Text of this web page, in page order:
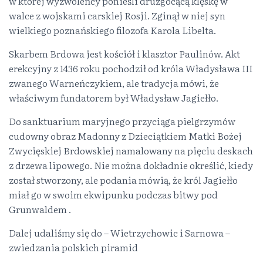
walce z wojskami carskiej Rosji. Zginął w niej syn
wielkiego poznańskiego filozofa Karola Libelta.
Skarbem Brdowa jest kościół i klasztor Paulinów. Akt
erekcyjny z 1436 roku pochodził od króla Władysława III
zwanego Warneńczykiem, ale tradycja mówi, że
właściwym fundatorem był Władysław Jagiełło.
Do sanktuarium maryjnego przyciąga pielgrzymów
cudowny obraz Madonny z Dzieciątkiem Matki Bożej
Zwycięskiej Brdowskiej namalowany na pięciu deskach
z drzewa lipowego. Nie można dokładnie określić, kiedy
został stworzony, ale podania mówią, że król Jagiełło
miał go w swoim ekwipunku podczas bitwy pod
Grunwaldem .
Dalej udaliśmy się do – Wietrzychowic i Sarnowa –
zwiedzania polskich piramid